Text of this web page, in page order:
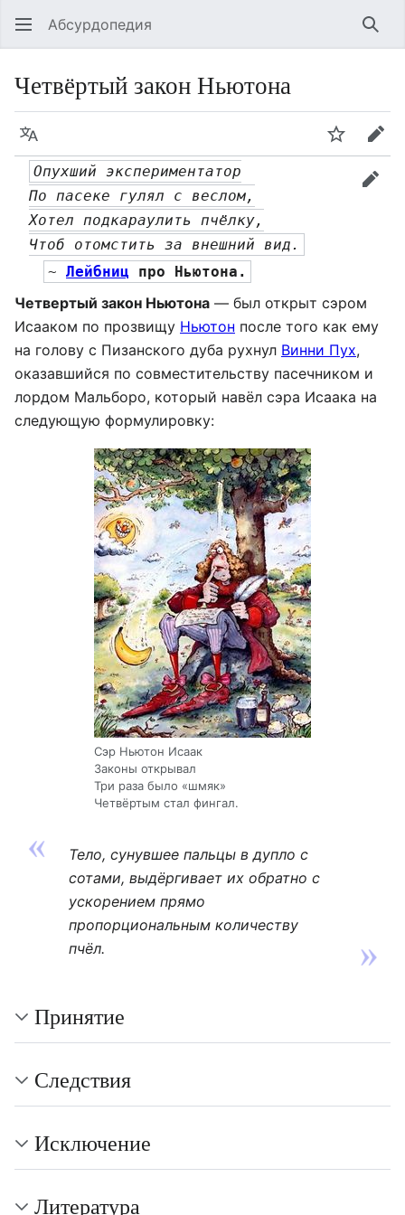
Абсурдопедия
Четвёртый закон Ньютона
Язык
Опухший экспериментатор
По пасеке гулял с веслом,
Хотел подкараулить пчёлку,
Чтоб отомстить за внешний вид.
~ Лейбниц про Ньютона.
Четвертый закон Ньютона — был открыт сэром
Исааком по прозвищу Ньютон после того как ему
на голову с Пизанского дуба рухнул Винни Пух,
оказавшийся по совместительству пасечником и
лордом Мальборо, который навёл сэра Исаака на
следующую формулировку:
Сэр Ньютон Исаак
Законы открывал
Три раза было «шмяк»
Четвёртым стал фингал.
Тело, сунувшее пальцы в дупло с
сотами, выдёргивает их обратно с
ускорением прямо
пропорциональным количеству
пчёл.
Принятие
Следствия
Исключение
Литература